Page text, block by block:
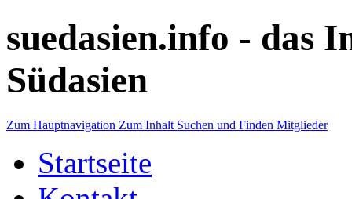
suedasien.info - das
Südasien
Zum Hauptnavigation Zum Inhalt Suchen und Finden Mitglieder
Startseite